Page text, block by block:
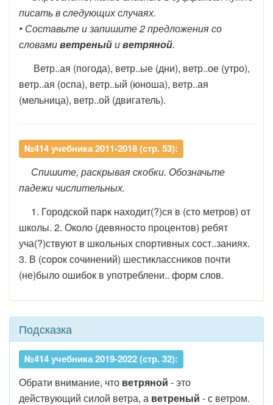
писать в следующих случаях.
• Составьте и запишите 2 предложения со
словамиветреныйиветряной.
Ветр..ая (погода), ветр..ые (дни), ветр..ое (утро),
ветр..ая (оспа), ветр..ый (юноша), ветр..ая
(мельница), ветр..ой (двигатель).
№414 учебника 2011-2018 (стр. 53):
Спишите, раскрывая скобки. Обозначьте
падежи числительных.
1. Городской парк находит(?)ся в (сто метров) от
школы. 2. Около (девяносто процентов) ребят
уча(?)ствуют в школьных спортивных сост..заниях.
3. В (сорок сочинений) шестиклассников почти
(не)было ошибок в употреблени.. форм слов.
Подсказка
№414 учебника 2019-2022 (стр. 32):
Обрати внимание, что ветряной - это
действующий силой ветра, а ветреный - с ветром.